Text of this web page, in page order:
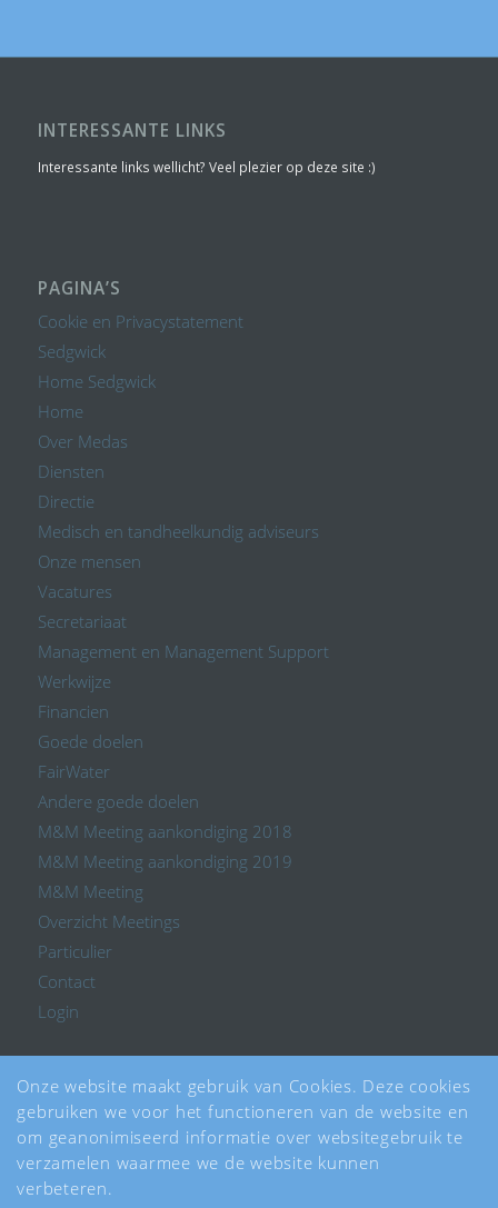
INTERESSANTE LINKS
Interessante links wellicht? Veel plezier op deze site :)
PAGINA’S
Cookie en Privacystatement
Sedgwick
Home Sedgwick
Home
Over Medas
Diensten
Directie
Medisch en tandheelkundig adviseurs
Onze mensen
Vacatures
Secretariaat
Management en Management Support
Werkwijze
Financien
Goede doelen
FairWater
Andere goede doelen
M&M Meeting aankondiging 2018
M&M Meeting aankondiging 2019
M&M Meeting
Overzicht Meetings
Particulier
Contact
Login
CATEGORIEËN
Geen categorieën
Onze website maakt gebruik van Cookies. Deze cookies
gebruiken we voor het functioneren van de website en
om geanonimiseerd informatie over websitegebruik te
verzamelen waarmee we de website kunnen
verbeteren.